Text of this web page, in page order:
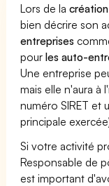
Lors de la
bien décrire son
entreprises
pourles auto-
Une entreprise
mais elle n'aura à
numéro SIRET et
principale
Si votre activité
Responsable de
est important